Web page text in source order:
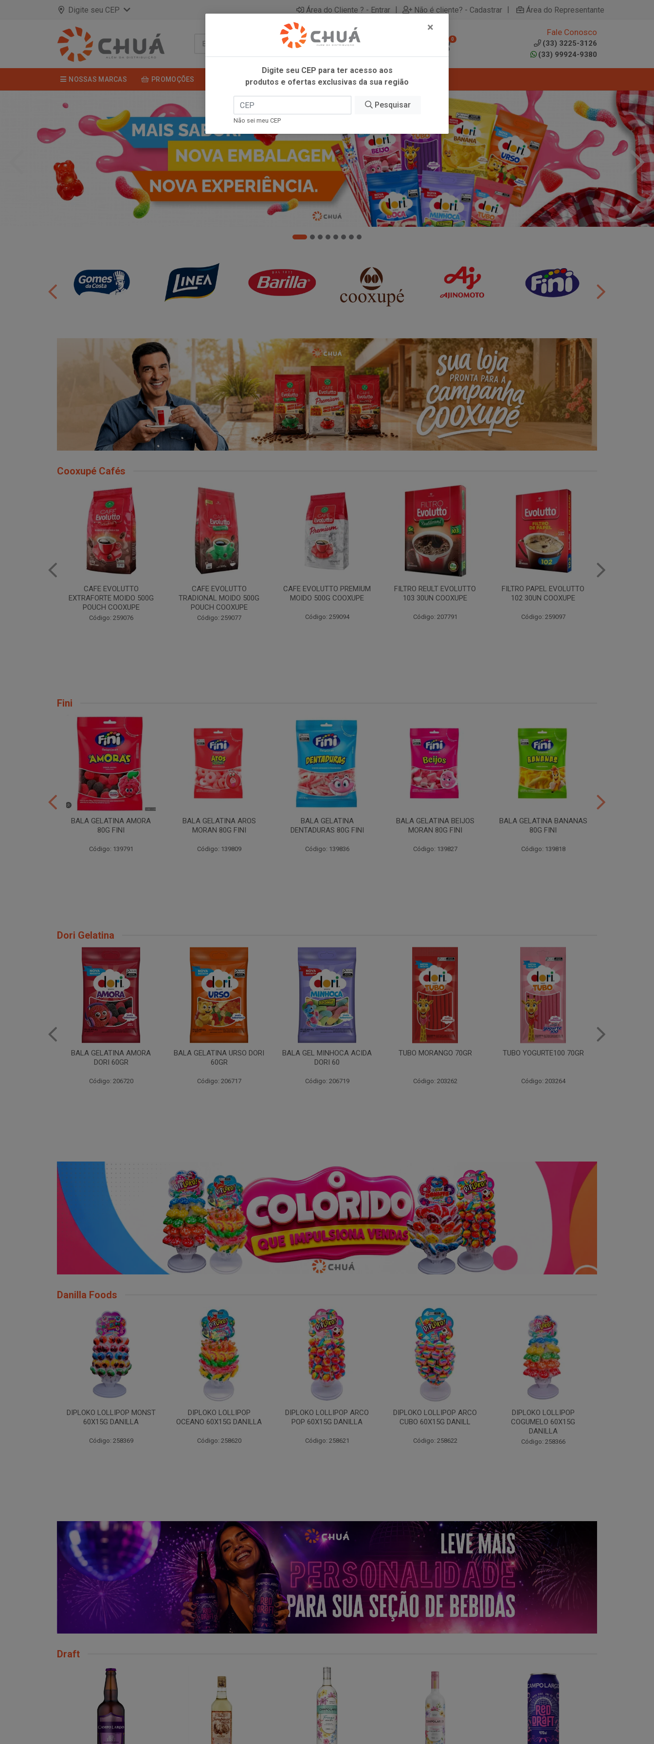
Digite seu CEP Área do Cliente ? - Entrar | Não é cliente? - Cadastrar | Área do Representante
0
Fale Conosco
(33) 3225-3126
(33) 99924-9380
NOSSAS MARCAS PROMOÇÕES
Cooxupé Cafés
CAFE EVOLUTTO
TRADIONAL MOIDO 500G
POUCH COOXUPE
Código: 259077
CAFE EVOLUTTO PREMIUM
MOIDO 500G COOXUPE
Código: 259094
FILTRO REULT EVOLUTTO
103 30UN COOXUPE
Código: 207791
FILTRO PAPEL EVOLUTTO
102 30UN COOXUPE
Código: 259097
FILTRO PAPEL EVOLUTTO
103 30UN COOXUPE
Código: 259098
Fini
BALA GELATINA AMORA
80G FINI
Código: 139791
BALA GELATINA AROS
MORAN 80G FINI
Código: 139809
BALA GELATINA
DENTADURAS 80G FINI
Código: 139836
BALA GELATINA BEIJOS
MORAN 80G FINI
Código: 139827
BALA GELATINA BANANAS
80G FINI
Código: 139818
Dori Gelatina
BALA GELATINA URSO DORI
60GR
Código: 206717
BALA GEL MINHOCA ACIDA
DORI 60
Código: 206719
TUBO MORANGO 70GR
Código: 203262
TUBO YOGURTE100 70GR
Código: 203264
TUBO MORANGO ACIDO
Código: 203261
Danilla Foods
DIPLOKO LOLLIPOP
OCEANO 60X15G DANILLA
Código: 258620
DIPLOKO LOLLIPOP ARCO
POP 60X15G DANILLA
Código: 258621
DIPLOKO LOLLIPOP ARCO
CUBO 60X15G DANILL
Código: 258622
DIPLOKO LOLLIPOP
COGUMELO 60X15G
Código: 258366
DIPLOKO LOLLIPOP MONST
60X15G DANILLA
Código: 258369
Draft
×
Digite seu CEP para ter acesso aos
produtos e ofertas exclusivas da sua região
Pesquisar
Não sei meu CEP